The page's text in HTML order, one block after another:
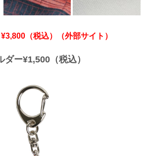
（税込）（外部サイト）
ー¥1,500（税込）